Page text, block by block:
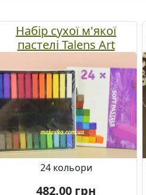
Набір сухої м'якої
пастелі Talens Art
9029024M, 24 кольори
24 кольори
482.00 грн